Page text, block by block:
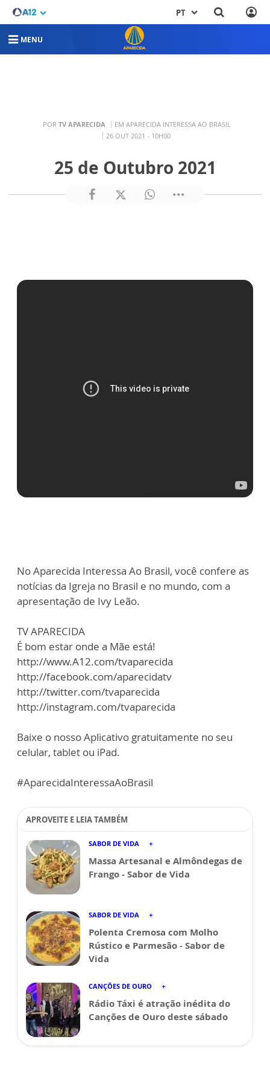
PT
MENU
POR TV APARECIDA
EM APARECIDA INTERESSA AO BRASIL
26 OUT 2021 - 10H00
25 de Outubro 2021
No Aparecida Interessa Ao Brasil, você confere as
notícias da Igreja no Brasil e no mundo, com a
apresentação de Ivy Leão.
TV APARECIDA
É bom estar onde a Mãe está!
http://www.A12.com/tvaparecida
http://facebook.com/aparecidatv
http://twitter.com/tvaparecida
http://instagram.com/tvaparecida
Baixe o nosso Aplicativo gratuitamente no seu
celular, tablet ou iPad.
#AparecidaInteressaAoBrasil
APROVEITE E LEIA TAMBÉM
SABOR DE VIDA
Massa Artesanal e Almôndegas de
Frango - Sabor de Vida
SABOR DE VIDA
Polenta Cremosa com Molho
Rústico e Parmesão - Sabor de
Vida
CANÇÕES DE OURO
Rádio Táxi é atração inédita do
Canções de Ouro deste sábado